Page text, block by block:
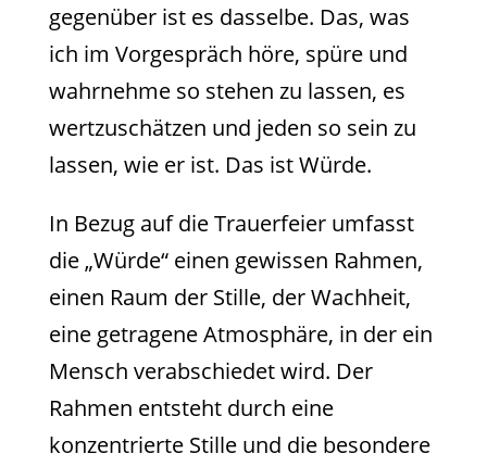
gegenüber ist es dasselbe. Das, was
ich im Vorgespräch höre, spüre und
wahrnehme so stehen zu lassen, es
wertzuschätzen und jeden so sein zu
lassen, wie er ist. Das ist Würde.
In Bezug auf die Trauerfeier umfasst
die „Würde“ einen gewissen Rahmen,
einen Raum der Stille, der Wachheit,
eine getragene Atmosphäre, in der ein
Mensch verabschiedet wird. Der
Rahmen entsteht durch eine
konzentrierte Stille und die besondere